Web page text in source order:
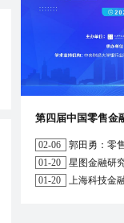
第四届中国零售金
02-06
郭田勇：零售
01-20
星图金融研究院副
01-20
上海科技金融研究所执行副所